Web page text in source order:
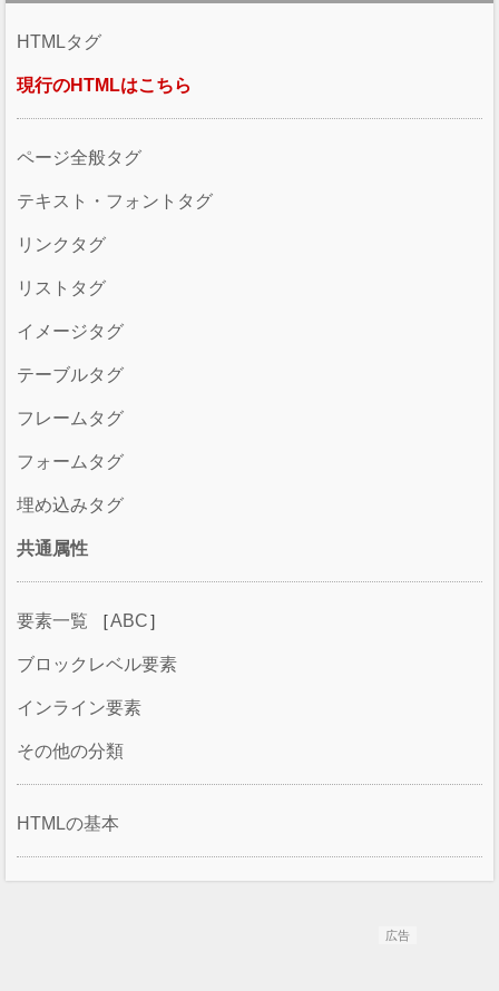
HTMLタグ
現行のHTMLはこちら
ページ全般タグ
テキスト・フォントタグ
リンクタグ
リストタグ
イメージタグ
テーブルタグ
フレームタグ
フォームタグ
埋め込みタグ
共通属性
要素一覧 ［ABC］
ブロックレベル要素
インライン要素
その他の分類
HTMLの基本
広告